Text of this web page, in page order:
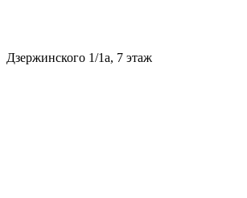
Дзержинского 1/1а, 7 этаж